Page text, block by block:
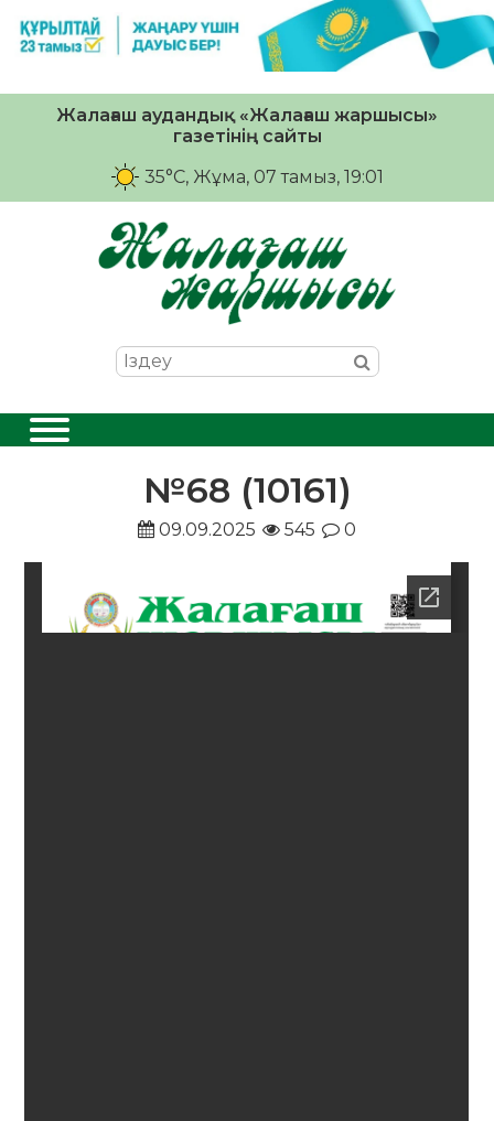
Жалағаш аудандық «Жалағаш жаршысы»
газетінің сайты
35°C, Жұма, 07 тамыз, 19:01
№68 (10161)
09.09.2025 545 0